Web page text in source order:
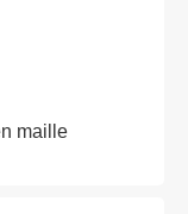
maille